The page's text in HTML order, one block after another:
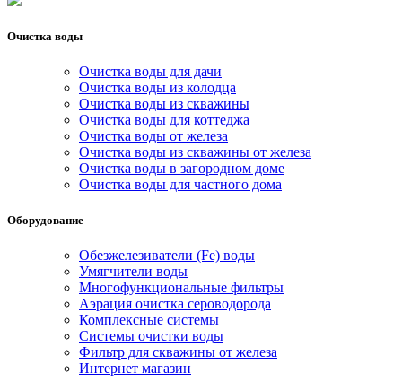
Очистка воды
Очистка воды для дачи
Очистка воды из колодца
Очистка воды из скважины
Очистка воды для коттеджа
Очистка воды от железа
Очистка воды из скважины от железа
Очистка воды в загородном доме
Очистка воды для частного дома
Оборудование
Обезжелезиватели (Fe) воды
Умягчители воды
Многофункциональные фильтры
Аэрация очистка сероводорода
Комплексные системы
Системы очистки воды
Фильтр для скважины от железа
Интернет магазин